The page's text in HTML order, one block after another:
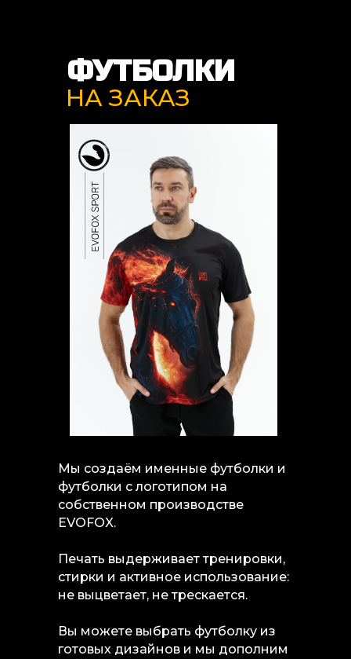
Мы создаём именные футболки и
футболки с логотипом на
собственном производстве
EVOFOX.
Печать выдерживает тренировки,
стирки и активное использование:
не выцветает, не трескается.
Вы можете выбрать футболку из
готовых дизайнов и мы дополним
ФУТБОЛКИ
НА ЗАКАЗ